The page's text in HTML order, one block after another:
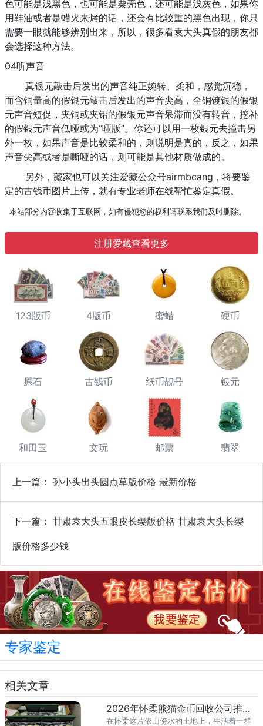
色可能是浅黑色，也可能是粟壳色，还可能是浅灰色，如果你
用鞋油或者是蜡火来烤的话，还会有比较重的黑色出现，你只
需要一眼就能够辨别出来，所以，很多看袁大头真假的朋友都
会选择这种方法。
04听声音
真银元敲击后发出的声音纯正婉转、柔和，感觉沉稳，
而含铜量高的假银元敲击后发出的声音尖高，全铜镀银的假银
元声音短促，夹铜或夹铅的假银元声音呆滞而没有转音，挖补
的假银元声音低哑或为“哑版”。你还可以用一枚银元去撞击另
外一枚，如果声音是比较柔和的，则说明是真的，反之，如果
声音尖高或者是嘶哑的话，则可能是其他材质做成的。
另外，藏家也可以关注爱藏公众号airmbcang，将要鉴
定的古钱币图片上传，就有专业老师在线帮忙鉴定真假。
本站部分内容收集于互联网，如有侵犯您的权利请联系我们及时删除。
注册爱藏查看更多
123版币 4版币 蜜蜡 硬币
原石 古钱币 纸币靓号 银元
和田玉 文玩 邮票 翡翠
上一篇： 孙小头出头圆点草版价格 最新价格
下一篇： 甘肃袁大头五眼皮长缨版价格 甘肃袁大头长缨
版价格多少钱
专家鉴定
相关文章
2026年怀柔熊猫金币回收公司推荐 怀柔回收熊猫金币渠道
在怀柔这片依山傍水的土地上，生活着一群